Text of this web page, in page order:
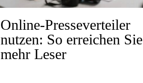
Online-Presseverteiler
nutzen: So erreichen Sie
mehr Leser